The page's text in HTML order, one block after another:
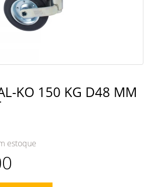
KO 150 KG D48 MM
estoque